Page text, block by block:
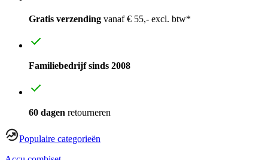
Gratis verzending vanaf € 55,- excl. btw*
Familiebedrijf sinds 2008
60 dagen retourneren
Populaire categorieën